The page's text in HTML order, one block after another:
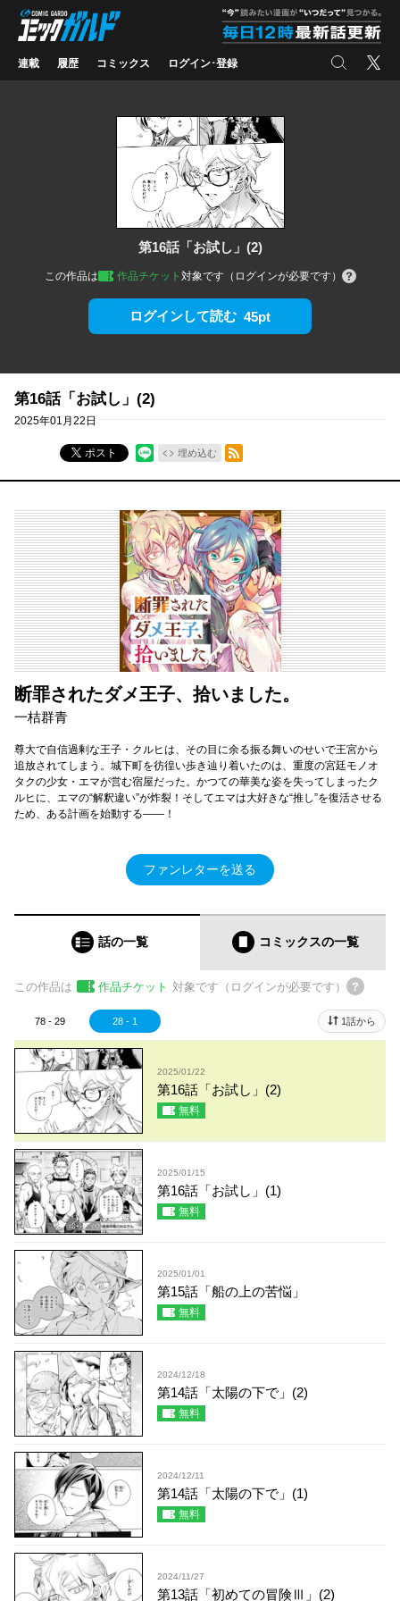
コミックガルド
連載 履歴 コミックス ログイン･登録 検索 X
第16話「お試し」(2)
この作品は 作品チケット 対象です（ログインが必要です）
ログインして読む 45pt
第16話「お試し」(2)
2025年01月22日
ポスト 埋め込む
RSSフィード
断罪されたダメ王子、拾いました。
一桔群青
尊大で自信過剰な王子・クルヒは、その目に余る振る舞いのせいで王宮から
追放されてしまう。城下町を彷徨い歩き辿り着いたのは、重度の宮廷モノオ
タクの少女・エマが営む宿屋だった。かつての華美な姿を失ってしまったク
ルヒに、エマの“解釈違い”が炸裂！そしてエマは大好きな“推し”を復活させる
ため、ある計画を始動する――！
ファンレターを送る
話の一覧 コミックスの一覧
この作品は 作品チケット 対象です（ログインが必要です）
78 - 29 28 - 1 1話から
2025/01/22
第16話「お試し」(2)
無料
2025/01/15
第16話「お試し」(1)
無料
2025/01/01
第15話「船の上の苦悩」
無料
2024/12/18
第14話「太陽の下で」(2)
無料
2024/12/11
第14話「太陽の下で」(1)
無料
2024/11/27
第13話「初めての冒険Ⅲ」(2)